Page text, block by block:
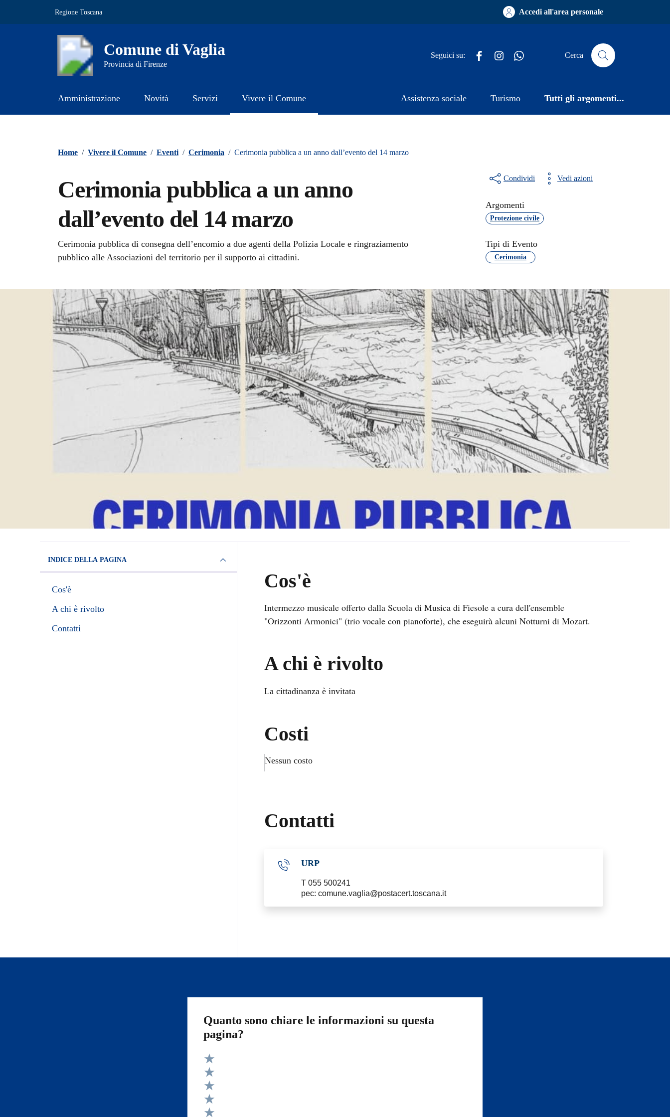
Regione Toscana Accedi all'area personale
Comune di Vaglia
Provincia di Firenze
Seguici su: FacebookInstagram Cerca
Amministrazione Novità Servizi Vivere il Comune Assistenza sociale Turismo Tutti gli argomenti...
Home / Vivere il Comune / Eventi / Cerimonia / Cerimonia pubblica a un anno dall’evento del 14 marzo
Cerimonia pubblica a un anno
dall’evento del 14 marzo
Cerimonia pubblica di consegna dell’encomio a due agenti della Polizia Locale e ringraziamento
pubblico alle Associazioni del territorio per il supporto ai cittadini.
Condividi Vedi azioni
Argomenti
Protezione civile
Tipi di Evento
Cerimonia
INDICE DELLA PAGINA
Cos'è
A chi è rivolto
Contatti
Cos'è
Intermezzo musicale offerto dalla Scuola di Musica di Fiesole a cura dell'ensemble
"Orizzonti Armonici" (trio vocale con pianoforte), che eseguirà alcuni Notturni di Mozart.
A chi è rivolto
La cittadinanza è invitata
Costi
Nessun costo
Contatti
URP
T 055 500241
pec: comune.vaglia@postacert.toscana.it
Quanto sono chiare le informazioni su questa
pagina?
Valuta 5 stelle su 5
Valuta 4 stelle su 5
Valuta 3 stelle su 5
Valuta 2 stelle su 5